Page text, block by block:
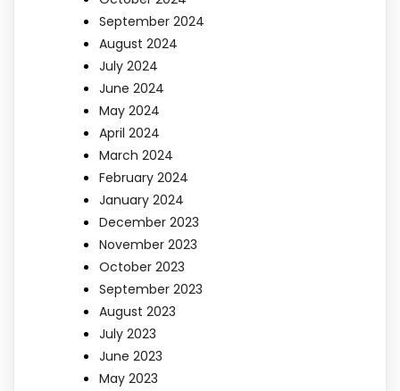
September 2024
August 2024
July 2024
June 2024
May 2024
April 2024
March 2024
February 2024
January 2024
December 2023
November 2023
October 2023
September 2023
August 2023
July 2023
June 2023
May 2023